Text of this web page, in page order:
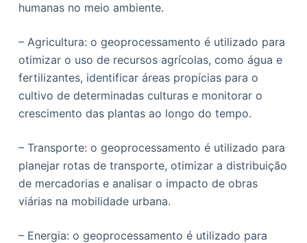
humanas no meio ambiente.
– Agricultura: o geoprocessamento é utilizado para
otimizar o uso de recursos agrícolas, como água e
fertilizantes, identificar áreas propícias para o
cultivo de determinadas culturas e monitorar o
crescimento das plantas ao longo do tempo.
– Transporte: o geoprocessamento é utilizado para
planejar rotas de transporte, otimizar a distribuição
de mercadorias e analisar o impacto de obras
viárias na mobilidade urbana.
– Energia: o geoprocessamento é utilizado para